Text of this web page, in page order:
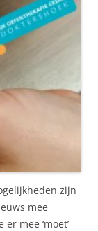
zijn
mee
mee ‘moet’